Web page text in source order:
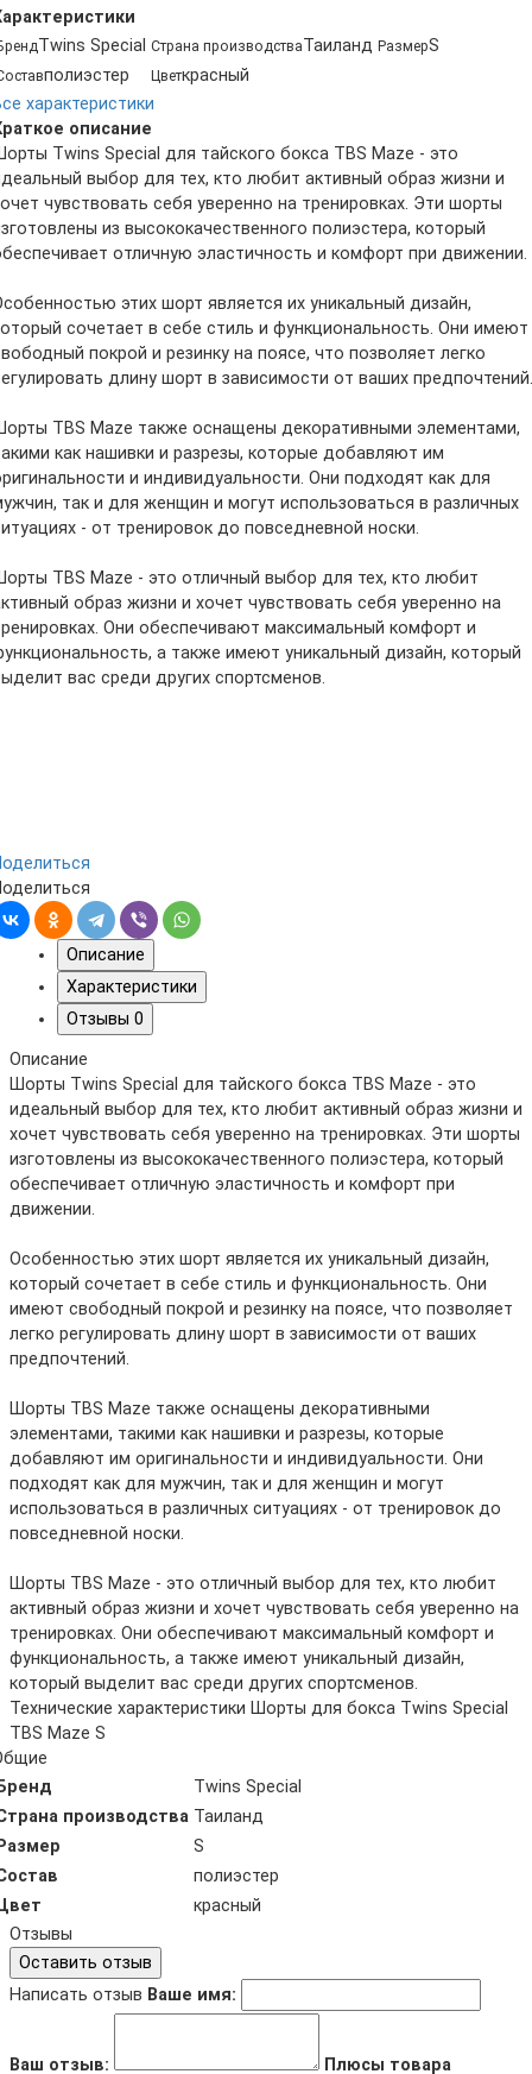
Twins Special Страна производстваТаиланд РазмерS
полиэстер Цветкрасный
характеристики
описание
Twins Special для тайского бокса TBS Maze - это
выбор для тех, кто любит активный образ жизни и
чувствовать себя уверенно на тренировках. Эти шорты
из высококачественного полиэстера, который
отличную эластичность и комфорт при движении.
этих шорт является их уникальный дизайн,
сочетает в себе стиль и функциональность. Они имеют
покрой и резинку на поясе, что позволяет легко
длину шорт в зависимости от ваших предпочтений.
TBS Maze также оснащены декоративными элементами,
как нашивки и разрезы, которые добавляют им
и индивидуальности. Они подходят как для
так и для женщин и могут использоваться в различных
- от тренировок до повседневной носки.
TBS Maze - это отличный выбор для тех, кто любит
образ жизни и хочет чувствовать себя уверенно на
Они обеспечивают максимальный комфорт и
а также имеют уникальный дизайн, который
вас среди других спортсменов.
Описание
Характеристики
Отзывы 0
Описание
Шорты Twins Special для тайского бокса TBS Maze - это
идеальный выбор для тех, кто любит активный образ жизни и
хочет чувствовать себя уверенно на тренировках. Эти шорты
изготовлены из высококачественного полиэстера, который
обеспечивает отличную эластичность и комфорт при
движении.
Особенностью этих шорт является их уникальный дизайн,
который сочетает в себе стиль и функциональность. Они
имеют свободный покрой и резинку на поясе, что позволяет
легко регулировать длину шорт в зависимости от ваших
предпочтений.
Шорты TBS Maze также оснащены декоративными
элементами, такими как нашивки и разрезы, которые
добавляют им оригинальности и индивидуальности. Они
подходят как для мужчин, так и для женщин и могут
использоваться в различных ситуациях - от тренировок до
повседневной носки.
Шорты TBS Maze - это отличный выбор для тех, кто любит
активный образ жизни и хочет чувствовать себя уверенно на
тренировках. Они обеспечивают максимальный комфорт и
функциональность, а также имеют уникальный дизайн,
который выделит вас среди других спортсменов.
Технические характеристики Шорты для бокса Twins Special
TBS Maze S
Twins Special
производства Таиланд
S
полиэстер
красный
Отзывы
Оставить отзыв
Написать отзыв Ваше имя:
Ваш отзыв: Плюсы товара